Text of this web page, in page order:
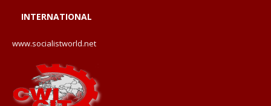
INTERNATIONAL
www.socialistworld.net